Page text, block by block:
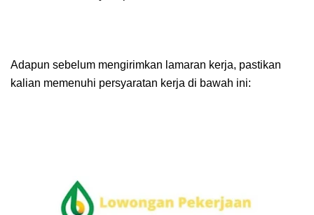
Adapun sebelum mengirimkan lamaran kerja, pastikan
kalian memenuhi persyaratan kerja di bawah ini: